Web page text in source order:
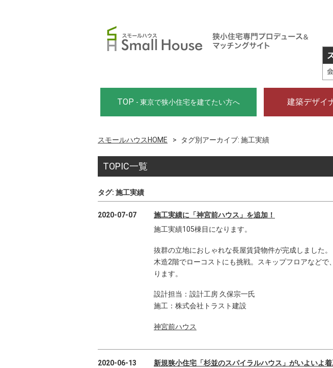
TOP - 東京で狭小住宅を建てたい方へ 建築デザイ
スモールハウスHOME タグ別アーカイブ: 施工実績
TOPIC一覧
タグ: 施工実績
2020-07-07
施工実績に「神宮前ハウス」を追加！
施工実績105棟目になります。
抜群の立地におしゃれな長屋賃貸物件が完成しました。
木造2階でローコストにも挑戦。スキップフロアなどで
ります。
設計担当：設計工房 久保宗一氏
施工：株式会社トラスト建設
神宮前ハウス
2020-06-13
新規狭小住宅「杉並のスパイラルハウス」がいよいよ着